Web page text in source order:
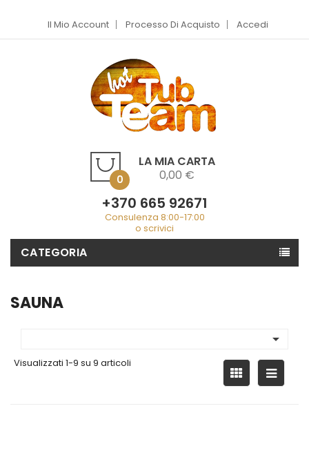
Il Mio Account Processo Di Acquisto Accedi
LA MIA CARTA
0 0,00 €
+370 665 92671
Consulenza 8:00-17:00
o scrivici
CATEGORIA
SAUNA

Visualizzati 1-9 su 9 articoli